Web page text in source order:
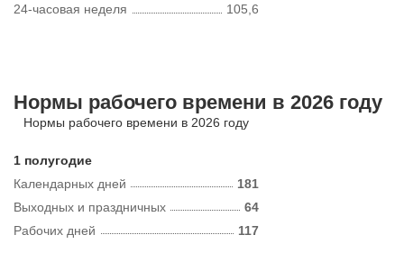
24-часовая неделя
105,6
Нормы рабочего времени в 2026 году
Нормы рабочего времени в 2026 году
1 полугодие
Календарных дней
181
Рабочих дней 117
Выходных и праздничных 64